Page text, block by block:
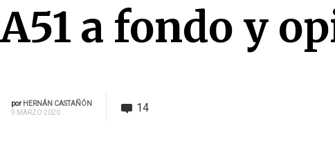
A51 a fondo y
por HERNÁN CASTAÑÓN
9 MARZO 2020
14